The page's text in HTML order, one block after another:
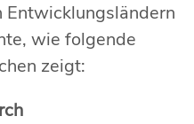
Entwicklungsländern
wie folgende
zeigt: